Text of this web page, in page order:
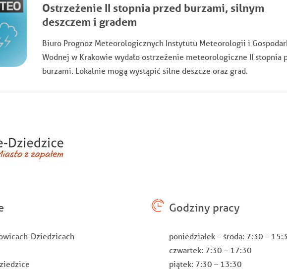
Ostrzeżenie II stopnia przed burzami, silnym
deszczem i gradem
Biuro Prognoz Meteorologicznych Instytutu Meteorologii i
Wodnej w Krakowie wydało ostrzeżenie meteorologiczne II stopnia
burzami. Lokalnie mogą wystąpić silne deszcze oraz grad.
Dziedzicach
Godziny pracy
poniedziałek – środa: 7:30 –
czwartek: 7:30 – 17:30
piątek: 7:30 – 13:30